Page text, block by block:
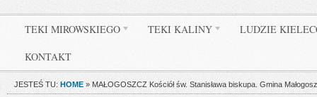
TEKI MIROWSKIEGO TEKI KALINY LUDZIE
KONTAKT
JESTEŚ TU: HOME » MAŁOGOSZCZ Kościół św. Stanisława biskupa. Gmina